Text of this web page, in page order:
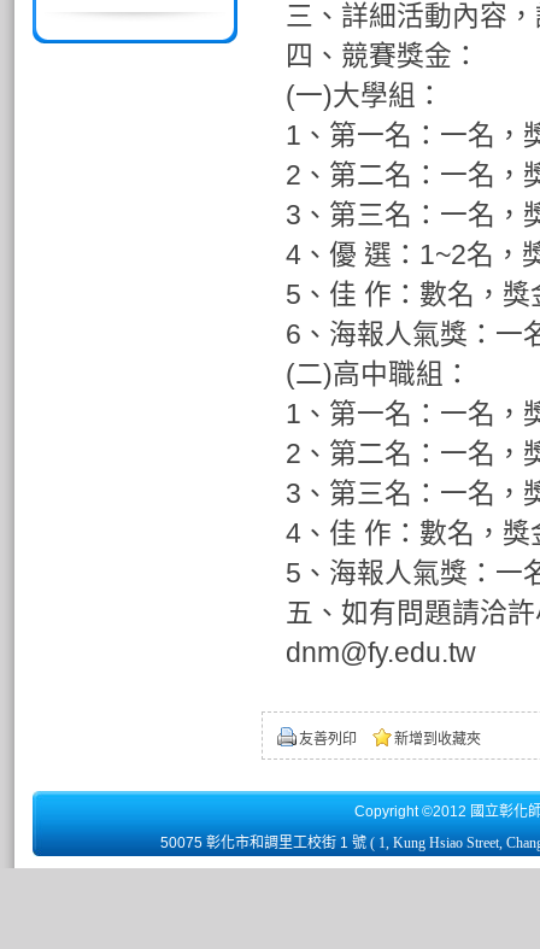
三、詳細活動內容
四、競賽獎金：
(一)大學組：
1、第一名：一名，
2、第二名：一名，
3、第三名：一名，
4、優 選：1~2名，
5、佳 作：數名，
6、海報人氣獎：一
(二)高中職組：
1、第一名：一名，
2、第二名：一名，
3、第三名：一名，
4、佳 作：數名，
5、海報人氣獎：一
五、如有問題請洽
dnm@fy.edu.tw
友善列印 新增到收藏夾
Copyright ©2012 國立彰化
50075 彰化市和調里工校街 1 號 ( 1, Kung Hsiao Street,